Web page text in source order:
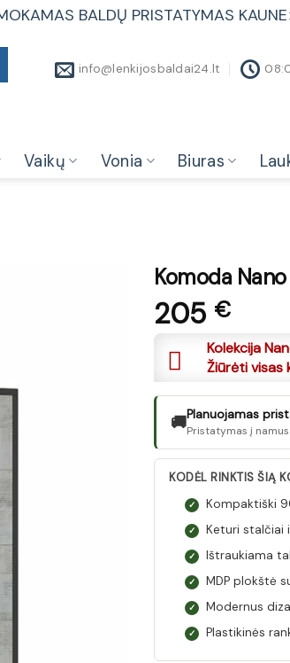
BALDŲ PRISTATYMAS
info@lenkijosbaldai24.lt
Vaikų Vonia Biuras
Komoda
205 €
Kolekcija
Žiūrėti visas
🚚Planuojamas
Pristatymas į
KODĖL RINKTIS ŠIĄ
✓ Kompaktiški
✓ Keturi stalčiai
✓ Ištraukiama
✓ MDP plokštė
✓ Modernus
✓ Plastikinės